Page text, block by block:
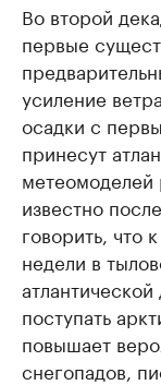
Во второй
первые
усиление
осадки с
принесут
метеомоделей
известно
говорить, что
недели в
поступать
повышает
снегопадов,